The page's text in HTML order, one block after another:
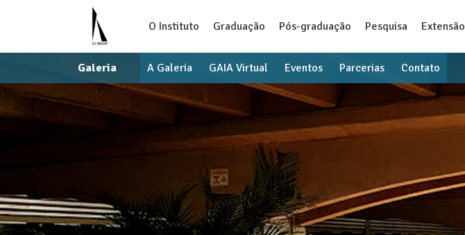
O Instituto Graduação Pós-graduação Pesquisa Extensão
Galeria A Galeria GAIA Virtual Eventos Parcerias Contato